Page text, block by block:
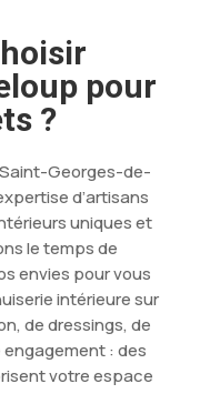
pour
?
Georges-de-
d’artisans
uniques et
le temps de
envies pour vous
intérieure sur
de dressings, de
: des
votre espace